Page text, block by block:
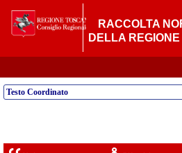
RACCOLTA
DELLA
Testo Coordinato